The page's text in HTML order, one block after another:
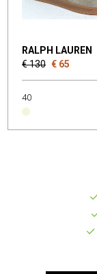
RALPH LAUREN
€ 130 € 65
40